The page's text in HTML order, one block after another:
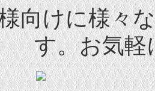
向けに様々
す。お気軽